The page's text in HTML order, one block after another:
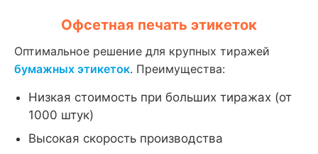
Офсетная печать этикеток
Оптимальное решение для крупных тиражей
бумажных этикеток. Преимущества:
Низкая стоимость при больших тиражах (от
1000 штук)
Высокая скорость производства